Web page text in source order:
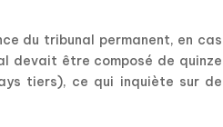
du tribunal permanent, en cas
devait être composé de quinze
tiers), ce qui inquiète sur de